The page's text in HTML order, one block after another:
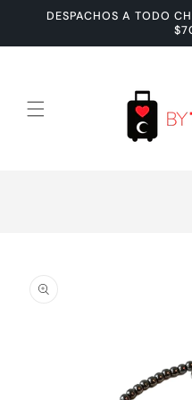
directamente
DESPACHOS A TODO
información